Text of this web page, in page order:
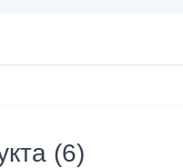
(6)